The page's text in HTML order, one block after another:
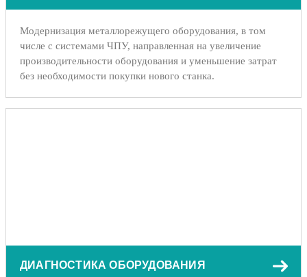
Модернизация металлорежущего оборудования, в том
числе с системами ЧПУ, направленная на увеличение
производительности оборудования и уменьшение затрат
без необходимости покупки нового станка.
ДИАГНОСТИКА ОБОРУДОВАНИЯ